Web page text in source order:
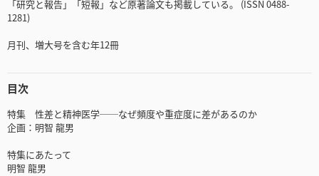
「研究と報告」「短報」など原著論文も掲載している。 (ISSN 0488-
1281)
月刊、増大号を含む年12冊
目次
特集 性差と精神医学──なぜ頻度や重症度に差があるのか
企画：明智 龍男
特集にあたって
明智 龍男